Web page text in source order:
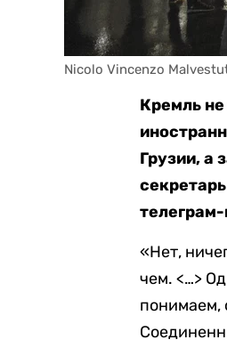
Nicolo Vincenzo
Кремль
Грузии, а
«Нет,
чем. <…>
понимаем,